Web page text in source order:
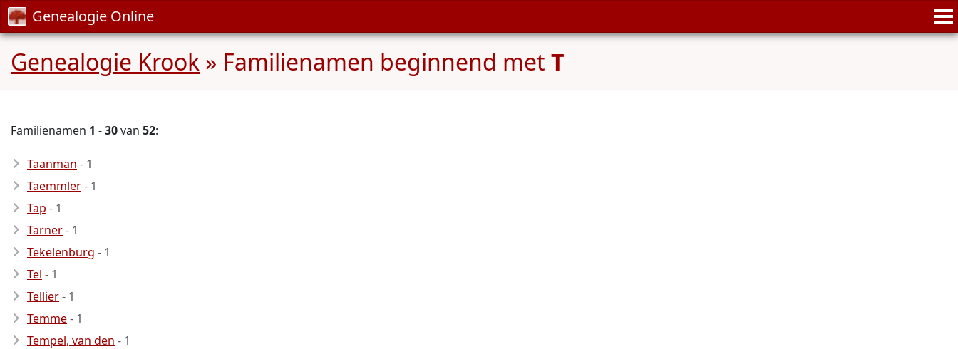
Genealogie Online
Genealogie Krook » Familienamen beginnend met T
Familienamen 1 -30van 52:
Taanman - 1
Taemmler- 1
Tap - 1
Tarner- 1
Tekelenburg - 1
Tel - 1
Tellier- 1
Temme- 1
Tempel, van den - 1